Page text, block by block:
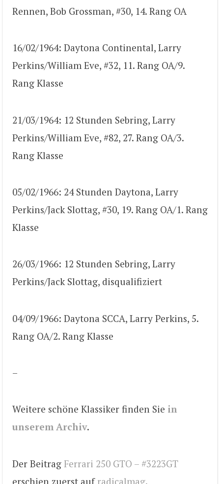
Rennen, Bob Grossman, #30, 14. Rang OA
16/02/1964: Daytona Continental, Larry
Perkins/William Eve, #32, 11. Rang OA/9.
Rang Klasse
21/03/1964: 12 Stunden Sebring, Larry
Perkins/William Eve, #82, 27. Rang OA/3.
Rang Klasse
05/02/1966: 24 Stunden Daytona, Larry
Perkins/Jack Slottag, #30, 19. Rang OA/1. Rang
Klasse
26/03/1966: 12 Stunden Sebring, Larry
Perkins/Jack Slottag, disqualifiziert
04/09/1966: Daytona SCCA, Larry Perkins, 5.
Rang OA/2. Rang Klasse
–
Weitere schöne Klassiker finden Sie in
unserem Archiv.
Der Beitrag Ferrari 250 GTO – #3223GT
erschien zuerst auf radicalmag.